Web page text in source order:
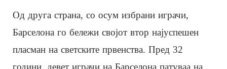
Од друга страна, со осум избрани играчи,
Барселона го бележи својот втор најуспешен
пласман на светските првенства. Пред 32
години, девет играчи на Барселона патуваа на